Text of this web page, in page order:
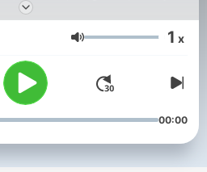
y latinoamérica. Terror
diseño sonoro inmersivo para
copiloto. Apaga la luz y
Volume 1 x
00:00